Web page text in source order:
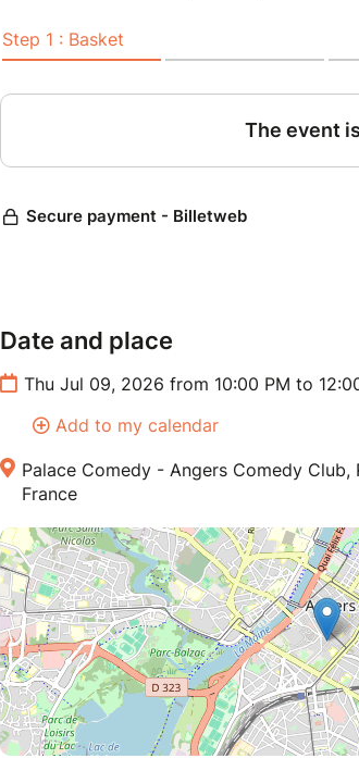
Date and place
Thu Jul 09, 2026 from 10:00 PM to
Add to my calendar
Palace Comedy - Angers Comedy Club,
France